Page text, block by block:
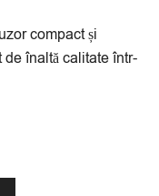
compact și
înaltă calitate într-